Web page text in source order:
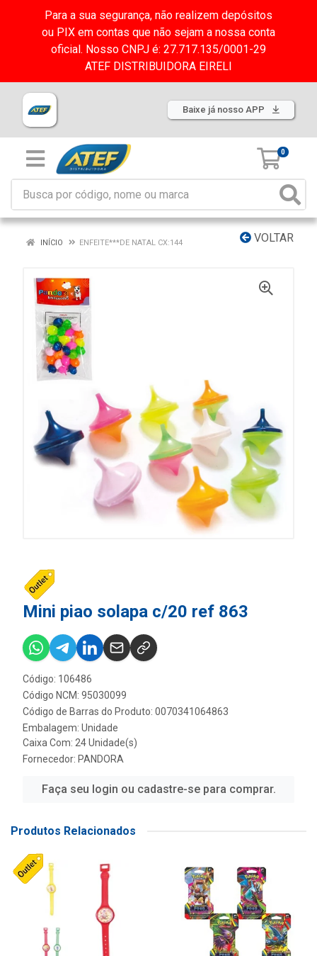
Para a sua segurança, não realizem depósitos
ou PIX em contas que não sejam a nossa conta
oficial. Nosso CNPJ é: 27.717.135/0001-29
ATEF DISTRIBUIDORA EIRELI
Baixe já nosso APP
0
VOLTAR
INÍCIO ENFEITE***DE NATAL CX:144
Mini piao solapa c/20 ref 863
Código: 106486
Código NCM: 95030099
Código de Barras do Produto: 0070341064863
Embalagem: Unidade
Caixa Com: 24 Unidade(s)
Fornecedor: PANDORA
Faça seu login ou cadastre-se para comprar.
Produtos Relacionados